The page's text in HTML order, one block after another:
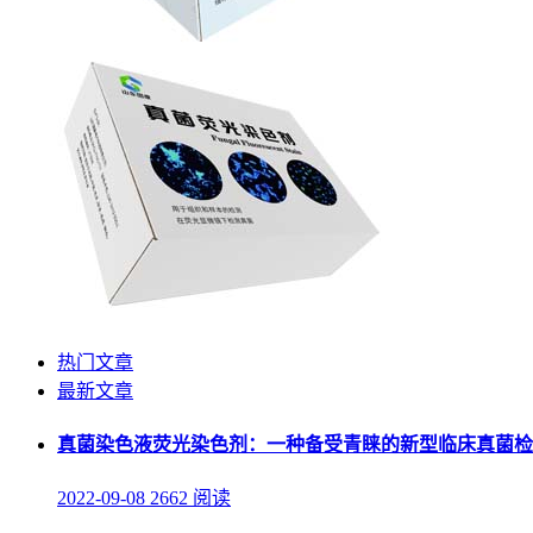
热门文章
最新文章
真菌染色液荧光染色剂：一种备受青睐的新型临床真菌
2022-09-08 2662 阅读